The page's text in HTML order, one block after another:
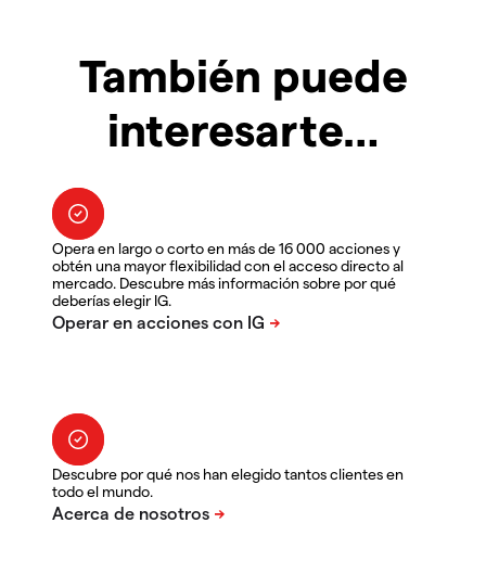
También puede
interesarte…
Opera en largo o corto en más de 16 000 acciones y
obtén una mayor flexibilidad con el acceso directo al
mercado. Descubre más información sobre por qué
deberías elegir IG.
Descubre por qué nos han elegido tantos clientes en
todo el mundo.